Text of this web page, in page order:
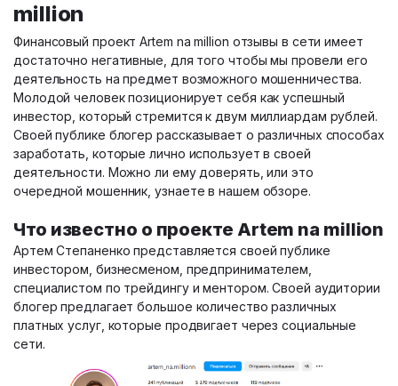
million
Финансовый проект Artem na million отзывы в сети имеет
достаточно негативные, для того чтобы мы провели его
деятельность на предмет возможного мошенничества.
Молодой человек позиционирует себя как успешный
инвестор, который стремится к двум миллиардам рублей.
Своей публике блогер рассказывает о различных способах
заработать, которые лично использует в своей
деятельности. Можно ли ему доверять, или это
очередной мошенник, узнаете в нашем обзоре.
Что известно о проекте Artem na million
Артем Степаненко представляется своей публике
инвестором, бизнесменом, предпринимателем,
специалистом по трейдингу и ментором. Своей аудитории
блогер предлагает большое количество различных
платных услуг, которые продвигает через социальные
сети.